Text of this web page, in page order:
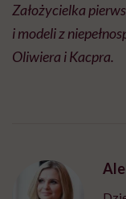
Założycielka
i modeli z
Oliwiera i Kacpra.